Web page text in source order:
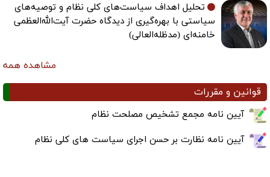
تحلیل اهداف سیاست‌های کلی نظام و توصیه‌های
سیاستی با بهره‌گیری از دیدگاه حضرت آیت‌الله‌العظمی
خامنه‌ای (مدظله‌العالی)
مشاهده همه
قوانین و مقررات
آیین نامه مجمع تشخیص مصلحت نظام
آیین نامه نظارت بر حسن اجرای سیاست های کلی نظام